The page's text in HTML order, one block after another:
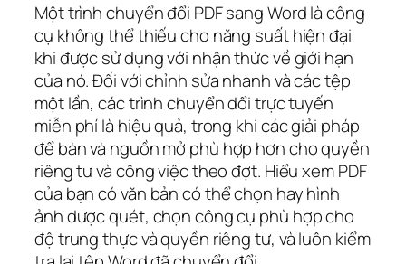
Một trình chuyển đổi PDF sang Word là công
cụ không thể thiếu cho năng suất hiện đại
khi được sử dụng với nhận thức về giới hạn
của nó. Đối với chỉnh sửa nhanh và các tệp
một lần, các trình chuyển đổi trực tuyến
miễn phí là hiệu quả, trong khi các giải pháp
để bàn và nguồn mở phù hợp hơn cho quyền
riêng tư và công việc theo đợt. Hiểu xem PDF
của bạn có văn bản có thể chọn hay hình
ảnh được quét, chọn công cụ phù hợp cho
độ trung thực và quyền riêng tư, và luôn kiểm